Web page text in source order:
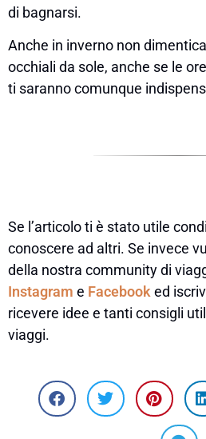
di bagnarsi.
Anche in inverno non
occhiali da sole, anche se le
ti saranno comunque
Se l’articolo ti è stato utile
conoscere ad altri. Se invece
della nostra community di
Instagram e Facebook ed
ricevere idee e tanti consigli
viaggi.